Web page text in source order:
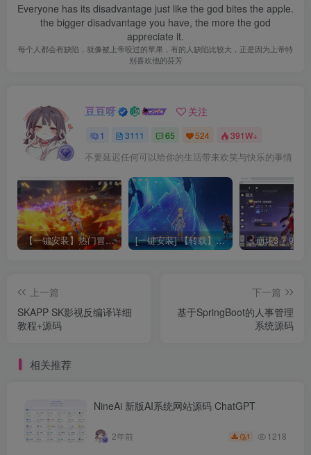
Everyone has its disadvantage just like the god bites the apple.
the bigger disadvantage you have, the more the god
appreciate it.
每个人都会有缺陷，就像被上帝咬过的苹果，有的人缺陷比较大，正是因为上帝特
别喜欢他的芬芳
豆豆呀 关注
1 3111 65 524 391W+
不要延迟任何可以给你的生活带来欢笑与快乐的事情
【一键安装】热门冒险策略类游戏崩坏：星穹铁道全新2.3版本一键端+一键代理+一键启动+免虚拟机 [一键安装] 【转载】原神3.4真端服务端+源码+配套客户端+详尽说明+GM工具+源码说明文件
上一篇
SKAPP SK影视反编译详细
教程+源码
下一篇
基于SpringBoot的人事管理
系统源码
相关推荐
NineAi 新版AI系统网站源码 ChatGPT
2年前 1 1218